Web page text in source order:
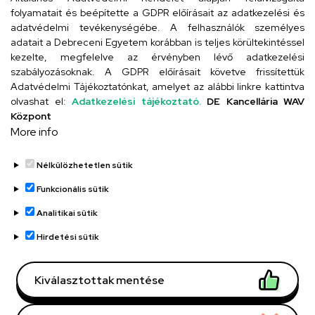
Szervezeti telefonkönyv
UD telefonkönyv
Adatvédelem
Adatvédelem
Régi oldal
Technikai információk
folyamatait és beépítette a GDPR előírásait az adatkezelési és
adatvédelmi tevékenységébe. A felhasználók személyes
adatait a Debreceni Egyetem korábban is teljes körültekintéssel
kezelte, megfelelve az érvényben lévő adatkezelési
szabályozásoknak. A GDPR előírásait követve frissítettük
Adatvédelmi Tájékoztatónkat, amelyet az alábbi linkre kattintva
olvashat el: Adatkezelési tájékoztató. DE Kancellária WAV
Központ
More info
Nélkülözhetetlen sütik
Funkcionális sütik
Analitikai sütik
Hirdetési sütik
Kiválasztottak mentése